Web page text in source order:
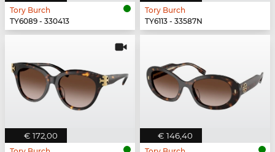
Tory Burch
TY6089 - 330413
Tory Burch
TY6113 - 33587N
€ 172,00 € 146,40